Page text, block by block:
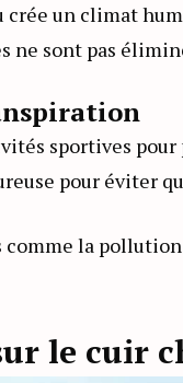
crée un climat
sont pas
sportives
pour éviter
la
le cuir